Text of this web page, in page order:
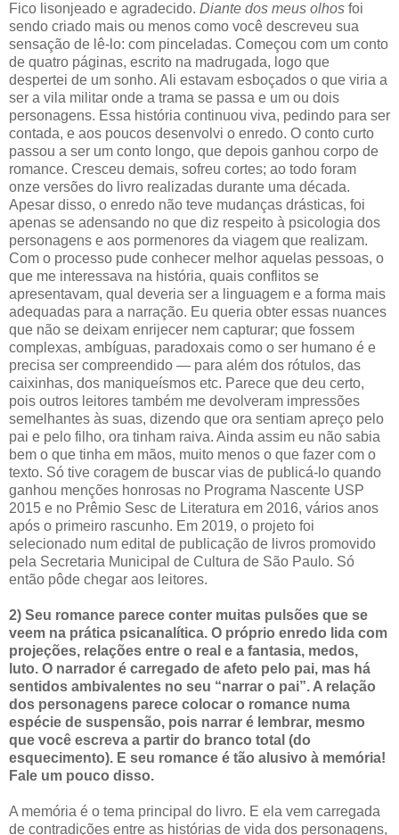
Fico lisonjeado e agradecido. Diante dos meus olhos foi
sendo criado mais ou menos como você descreveu sua
sensação de lê-lo: com pinceladas. Começou com um conto
de quatro páginas, escrito na madrugada, logo que
despertei de um sonho. Ali estavam esboçados o que viria a
ser a vila militar onde a trama se passa e um ou dois
personagens. Essa história continuou viva, pedindo para ser
contada, e aos poucos desenvolvi o enredo. O conto curto
passou a ser um conto longo, que depois ganhou corpo de
romance. Cresceu demais, sofreu cortes; ao todo foram
onze versões do livro realizadas durante uma década.
Apesar disso, o enredo não teve mudanças drásticas, foi
apenas se adensando no que diz respeito à psicologia dos
personagens e aos pormenores da viagem que realizam.
Com o processo pude conhecer melhor aquelas pessoas, o
que me interessava na história, quais conflitos se
apresentavam, qual deveria ser a linguagem e a forma mais
adequadas para a narração. Eu queria obter essas nuances
que não se deixam enrijecer nem capturar; que fossem
complexas, ambíguas, paradoxais como o ser humano é e
precisa ser compreendido — para além dos rótulos, das
caixinhas, dos maniqueísmos etc. Parece que deu certo,
pois outros leitores também me devolveram impressões
semelhantes às suas, dizendo que ora sentiam apreço pelo
pai e pelo filho, ora tinham raiva. Ainda assim eu não sabia
bem o que tinha em mãos, muito menos o que fazer com o
texto. Só tive coragem de buscar vias de publicá-lo quando
ganhou menções honrosas no Programa Nascente USP
2015 e no Prêmio Sesc de Literatura em 2016, vários anos
após o primeiro rascunho. Em 2019, o projeto foi
selecionado num edital de publicação de livros promovido
pela Secretaria Municipal de Cultura de São Paulo. Só
então pôde chegar aos leitores.
2) Seu romance parece conter muitas pulsões que se
veem na prática psicanalítica. O próprio enredo lida com
projeções, relações entre o real e a fantasia, medos,
luto. O narrador é carregado de afeto pelo pai, mas há
sentidos ambivalentes no seu “narrar o pai”. A relação
dos personagens parece colocar o romance numa
espécie de suspensão, pois narrar é lembrar, mesmo
que você escreva a partir do branco total (do
esquecimento). E seu romance é tão alusivo à memória!
Fale um pouco disso.
A memória é o tema principal do livro. E ela vem carregada
de contradições entre as histórias de vida dos personagens,